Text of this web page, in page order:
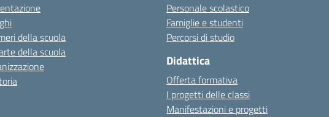
della scuola
della scuola
Personale scolastico
Famiglie e studenti
Percorsi di studio
Didattica
Offerta formativa
I progetti delle classi
Manifestazioni e progetti